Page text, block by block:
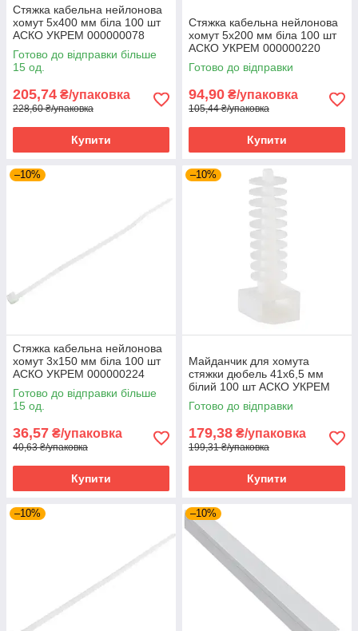
Стяжка кабельна нейлонова
хомут 5х400 мм біла 100 шт
АСКО УКРЕМ 000000078
Готово до відправки більше
15 од.
205,74 ₴/упаковка
228,60 ₴/упаковка
Купити
Стяжка кабельна нейлонова
хомут 5х200 мм біла 100 шт
АСКО УКРЕМ 000000220
Готово до відправки
94,90 ₴/упаковка
105,44 ₴/упаковка
Купити
–10%
Стяжка кабельна нейлонова
хомут 3х150 мм біла 100 шт
АСКО УКРЕМ 000000224
Готово до відправки більше
15 од.
36,57 ₴/упаковка
40,63 ₴/упаковка
Купити
–10%
Майданчик для хомута
стяжки дюбель 41х6,5 мм
білий 100 шт АСКО УКРЕМ
CTH-1 A0150090025
Готово до відправки
179,38 ₴/упаковка
199,31 ₴/упаковка
Купити
–10% –10%